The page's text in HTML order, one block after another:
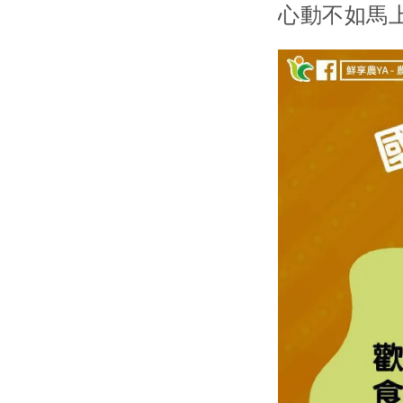
心動不如馬